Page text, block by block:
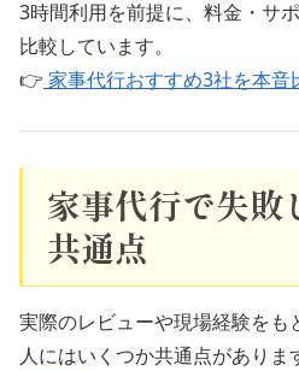
3時間利用を前提に、料金・サ
比較しています。
👉 家事代行おすすめ3社を本音
家事代行で失敗
共通点
実際のレビューや現場経験をも
人にはいくつか共通点がありま